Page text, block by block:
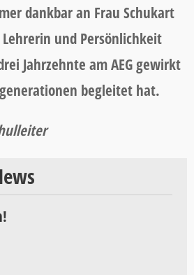
dankbar an Frau Schukart
und Persönlichkeit
Jahrzehnte am AEG gewirkt
begleitet hat.